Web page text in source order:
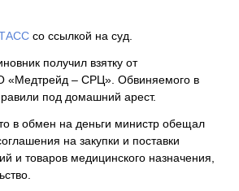
со ссылкой на суд.
получил взятку от
«Медтрейд – СРЦ». Обвиняемого в
под домашний арест.
в обмен на деньги министр обещал
на закупки и поставки
и товаров медицинского назначения,